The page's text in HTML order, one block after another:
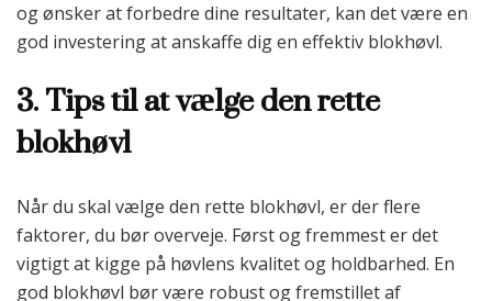
og ønsker at forbedre dine resultater, kan det være en
god investering at anskaffe dig en effektiv blokhøvl.
3. Tips til at vælge den rette
blokhøvl
Når du skal vælge den rette blokhøvl, er der flere
faktorer, du bør overveje. Først og fremmest er det
vigtigt at kigge på høvlens kvalitet og holdbarhed. En
god blokhøvl bør være robust og fremstillet af